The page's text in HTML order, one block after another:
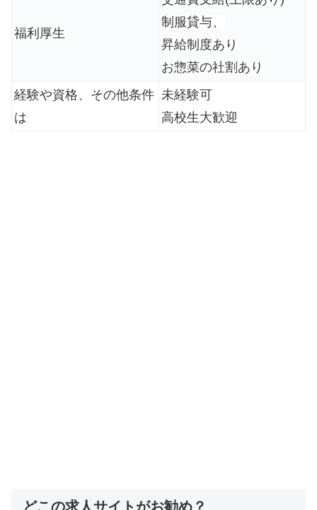
福利厚生
制服貸与、
昇給制度あり
お惣菜の社割あり
経験や資格、その他条件
は
未経験可
高校生大歓迎
どこの求人サイトがお勧め？